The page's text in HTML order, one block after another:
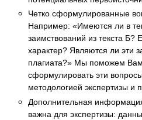
Четко сформулированные
Например: «Имеются ли в
заимствований из текста Б?
характер? Являются ли эти
плагиата?» Мы поможем Вам
сформулировать эти
методологией экспертизы
Дополнительная
важна для экспертизы: